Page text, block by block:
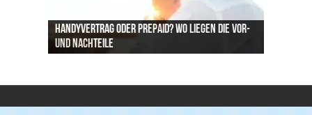
Handyvertrag oder Prepaid? Wo liegen die Vor-
und Nachteile
Nachgefragt: Ist Gold eine geeignete
Geldanlage?
Büroeinrichtung und IT leasen: Hier liegen die
Vorteile
Pro & Kontra – künstliche Pflanzen vs. echte
Pflanzen
Synthetische Kleidung – Vor- und Nachteile von
Polyesterstoff